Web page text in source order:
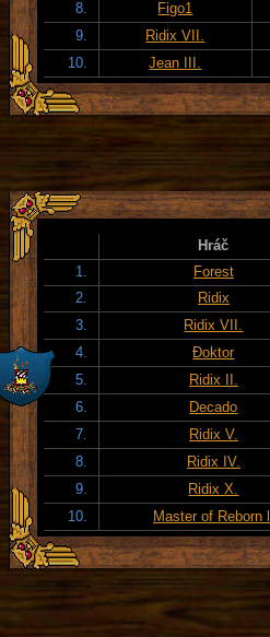
8.
Figo1
9.
Ridix VII.
10.
Jean III.
Hráč
1.
Forest
2.
Ridix
3.
Ridix VII.
4.
Đoktor
5.
Ridix II.
6.
Decado
7.
Ridix V.
8.
Ridix IV.
9.
Ridix X.
10.
Master of Reborn l.